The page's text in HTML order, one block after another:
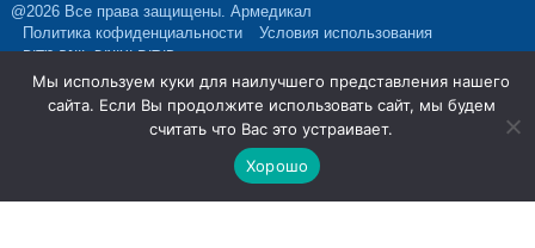
@2026 Все права защищены. Армедикал
Политика кофиденциальности
Условия использования
פיתוח ועיצוב: ויינר מדיה
Мы используем куки для наилучшего представления нашего
сайта. Если Вы продолжите использовать сайт, мы будем
считать что Вас это устраивает.
Хорошо